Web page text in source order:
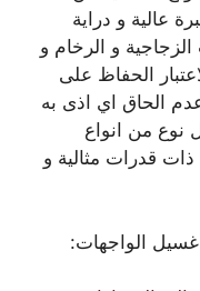
عالية و دراية
و الرخام و
الحفاظ على
الحاق اي اذى به
نوع من انواع
قدرات مثالية و
غسيل الواجهات: